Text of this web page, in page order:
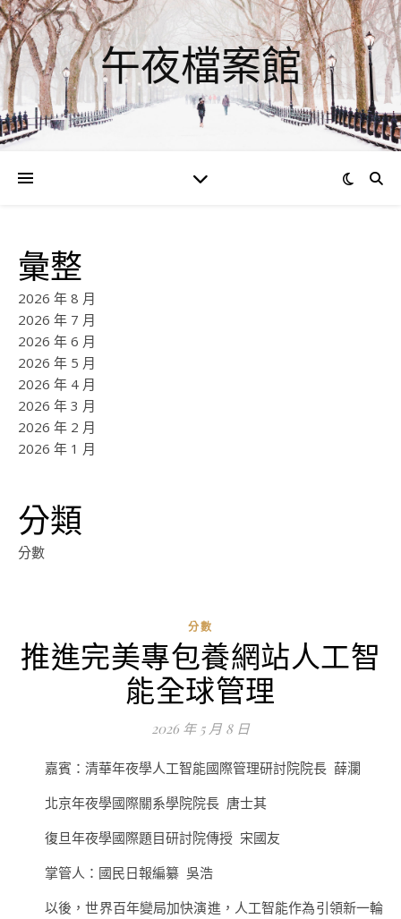
午夜檔案館
彙整
2026 年 8 月
2026 年 7 月
2026 年 6 月
2026 年 5 月
2026 年 4 月
2026 年 3 月
2026 年 2 月
2026 年 1 月
分類
分數
分數
推進完美專包養網站人工智
能全球管理
2026 年 5 月 8 日
嘉賓：清華年夜學人工智能國際管理研討院院長 薛瀾
北京年夜學國際關系學院院長 唐士其
復旦年夜學國際題目研討院傳授 宋國友
掌管人：國民日報編纂 吳浩
以後，世界百年變局加快演進，人工智能作為引領新一輪